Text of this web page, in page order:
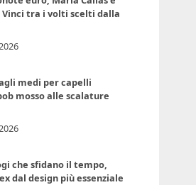
Vinci tra i volti scelti dalla
medi per capelli
mosso alle scalature
che sfidano il tempo,
dal design più essenziale